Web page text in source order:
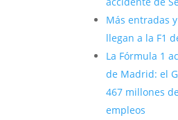
Más entradas
llegan a la F1
La Fórmula 1
de Madrid: el
467 millones
empleos